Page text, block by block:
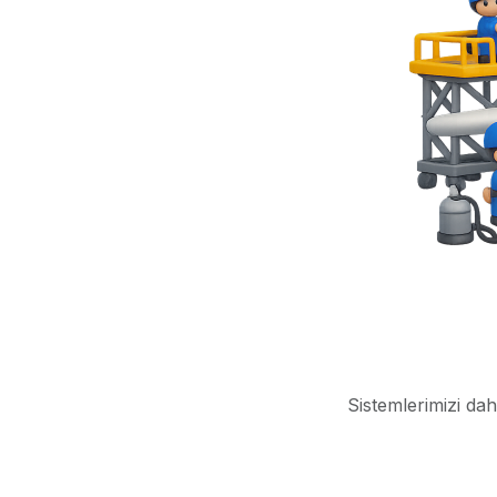
Sistemlerimizi